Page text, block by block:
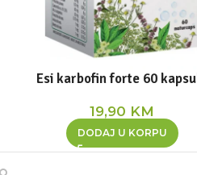
Esi karbofin forte 60
19,90 KM
DODAJ U KORPU